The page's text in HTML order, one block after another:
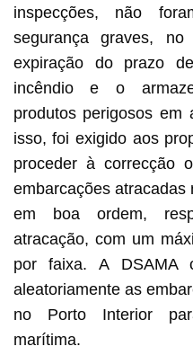
inspecções, não
segurança graves,
expiração do prazo
incêndio e o
produtos perigosos em
isso, foi exigido aos
proceder à correcção
embarcações atracadas
em boa ordem,
atracação, com um
por faixa. A DSAMA
aleatoriamente as
no Porto Interior
marítima.